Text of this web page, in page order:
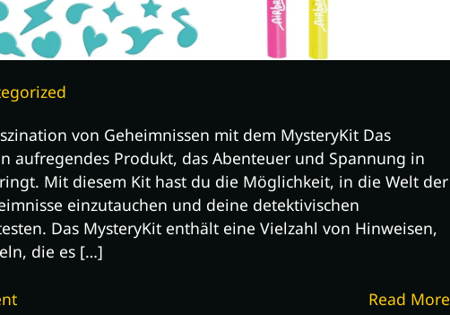
von Geheimnissen mit dem MysteryKit Das
aufregendes Produkt, das Abenteuer und Spannung in
Mit diesem Kit hast du die Möglichkeit, in die Welt der
einzutauchen und deine detektivischen
Das MysteryKit enthält eine Vielzahl von Hinweisen,
die es […]
Read More
on